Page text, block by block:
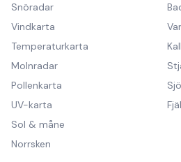
Snöradar
Vindkarta
Temperaturkarta
Molnradar
Pollenkarta
UV-karta
Sol & måne
Norrsken